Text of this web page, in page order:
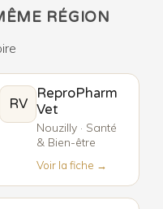
RÉGION
RV
ReproPharm
Vet
Nouzilly · Santé
& Bien-être
Voir la fiche →